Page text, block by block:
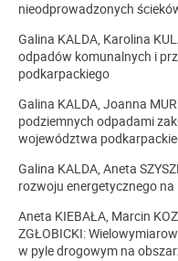
nieodprowadzonych
Galina KALDA, Karolina
odpadów komunalnych i
podkarpackiego
Galina KALDA, Joanna
podziemnych odpadami
województwa
Galina KALDA, Aneta
rozwoju energetycznego
Aneta KIEBAŁA, Marcin
ZGŁOBICKI:
w pyle drogowym na